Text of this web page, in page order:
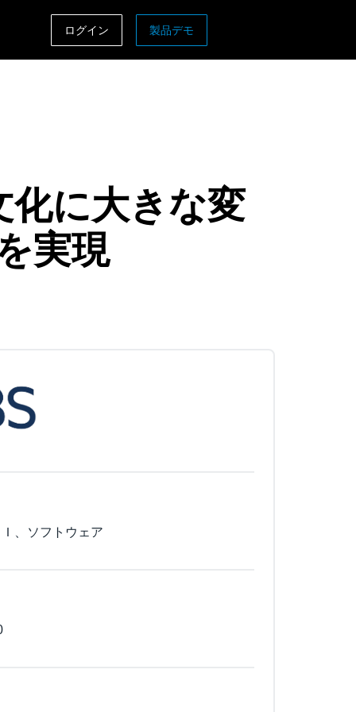
Singapore (English)
ログイン 製品デモ
に大きな変
実現
、ソフトウェア